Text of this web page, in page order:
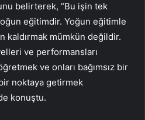
belirterek, “Bu işin tek
eğitimdir. Yoğun eğitimle
kaldırmak mümkün değildir.
ve performansları
ve onları bağımsız bir
noktaya getirmek
konuştu.